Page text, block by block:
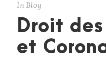
In Blog
Droit
et